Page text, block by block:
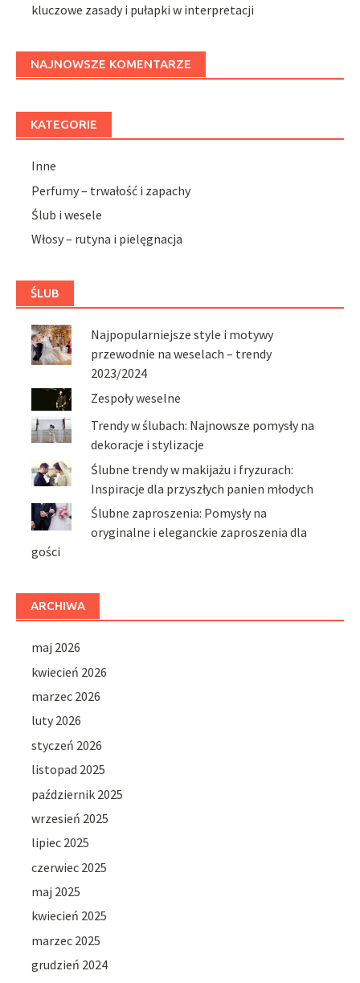
kluczowe zasady i pułapki w interpretacji
NAJNOWSZE KOMENTARZE
KATEGORIE
Inne
Perfumy – trwałość i zapachy
Ślub i wesele
Włosy – rutyna i pielęgnacja
ŚLUB
Najpopularniejsze style i motywy
przewodnie na weselach – trendy
2023/2024
Zespoły weselne
Trendy w ślubach: Najnowsze pomysły na
dekoracje i stylizacje
Ślubne trendy w makijażu i fryzurach:
Inspiracje dla przyszłych panien młodych
Ślubne zaproszenia: Pomysły na
oryginalne i eleganckie zaproszenia dla
gości
ARCHIWA
maj 2026
kwiecień 2026
marzec 2026
luty 2026
styczeń 2026
listopad 2025
październik 2025
wrzesień 2025
lipiec 2025
czerwiec 2025
maj 2025
kwiecień 2025
marzec 2025
grudzień 2024